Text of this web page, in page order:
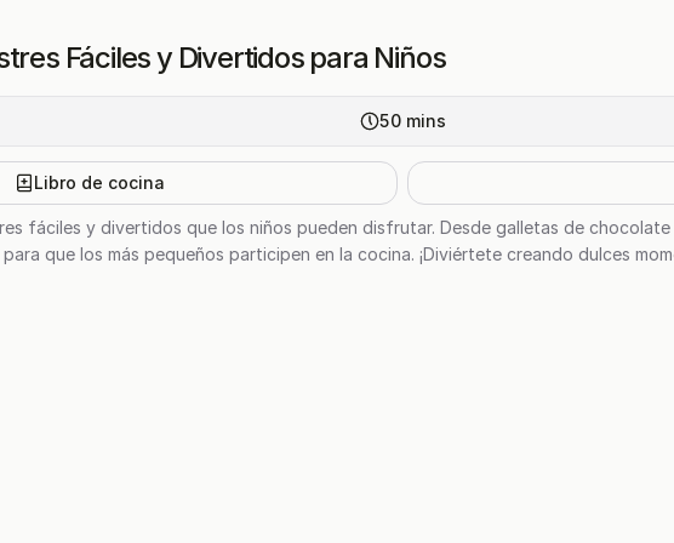
Fáciles y Divertidos para Niños
50 mins
Libro de cocina
fáciles y divertidos que los niños pueden disfrutar. Desde galletas de
que los más pequeños participen en la cocina. ¡Diviértete creando dulces